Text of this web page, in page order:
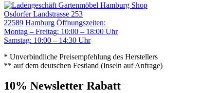
Gartenmöbel Hamburg Shop
Osdorfer Landstrasse 253
22589 Hamburg Öffnungszeiten:
Montag – Freitag: 10:00 – 18:00 Uhr
Samstag: 10:00 – 14:30 Uhr
* Unverbindliche Preisempfehlung des Herstellers
** auf dem deutschen Festland (Inseln auf Anfrage)
10% Newsletter Rabatt